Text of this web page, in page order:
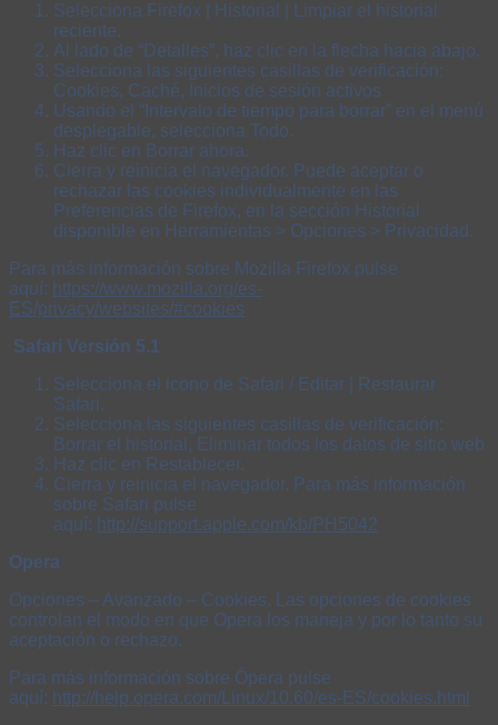
Selecciona Firefox | Historial | Limpiar el historial
reciente.
Al lado de “Detalles”, haz clic en la flecha hacia abajo.
Selecciona las siguientes casillas de verificación:
Cookies, Caché, Inicios de sesión activos
Usando el “Intervalo de tiempo para borrar” en el menú
desplegable, selecciona Todo.
Haz clic en Borrar ahora.
Cierra y reinicia el navegador. Puede aceptar o
rechazar las cookies individualmente en las
Preferencias de Firefox, en la sección Historial
disponible en Herramientas > Opciones > Privacidad.
Para más información sobre Mozilla Firefox pulse
aquí: https://www.mozilla.org/es-
ES/privacy/websites/#cookies
Safari Versión 5.1
Selecciona el icono de Safari / Editar | Restaurar
Safari.
Selecciona las siguientes casillas de verificación:
Borrar el historial, Eliminar todos los datos de sitio web
Haz clic en Restablecer.
Cierra y reinicia el navegador. Para más información
sobre Safari pulse
aquí: http://support.apple.com/kb/PH5042
Opera
Opciones – Avanzado – Cookies. Las opciones de cookies
controlan el modo en que Opera los maneja y por lo tanto su
aceptación o rechazo.
Para más información sobre Ópera pulse
aquí: http://help.opera.com/Linux/10.60/es-ES/cookies.html